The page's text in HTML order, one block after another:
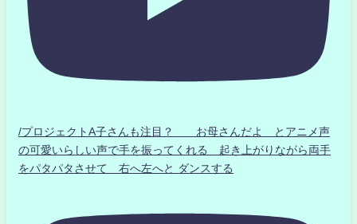
/プロジェクトA子さんも注目？ お母さんだよ とアニメ声
の可愛いらしい声で手を振ってくれる 起き上がりながら両手
をパタパタさせて 右へ左へと ダンスする